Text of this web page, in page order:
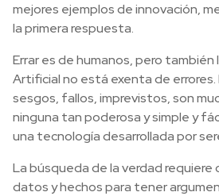
mejores ejemplos de innovación,
la primera respuesta.
Errar es de humanos, pero también
Artificial no está exenta de
sesgos, fallos, imprevistos, son
ninguna tan poderosa y simple y
una tecnología desarrollada por
La búsqueda de la verdad requiere
datos y hechos para tener